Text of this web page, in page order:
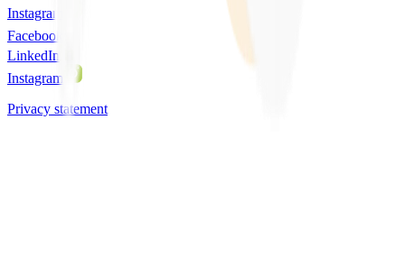
Instagram
Facebook
LinkedIn
Instagram
Privacy statement